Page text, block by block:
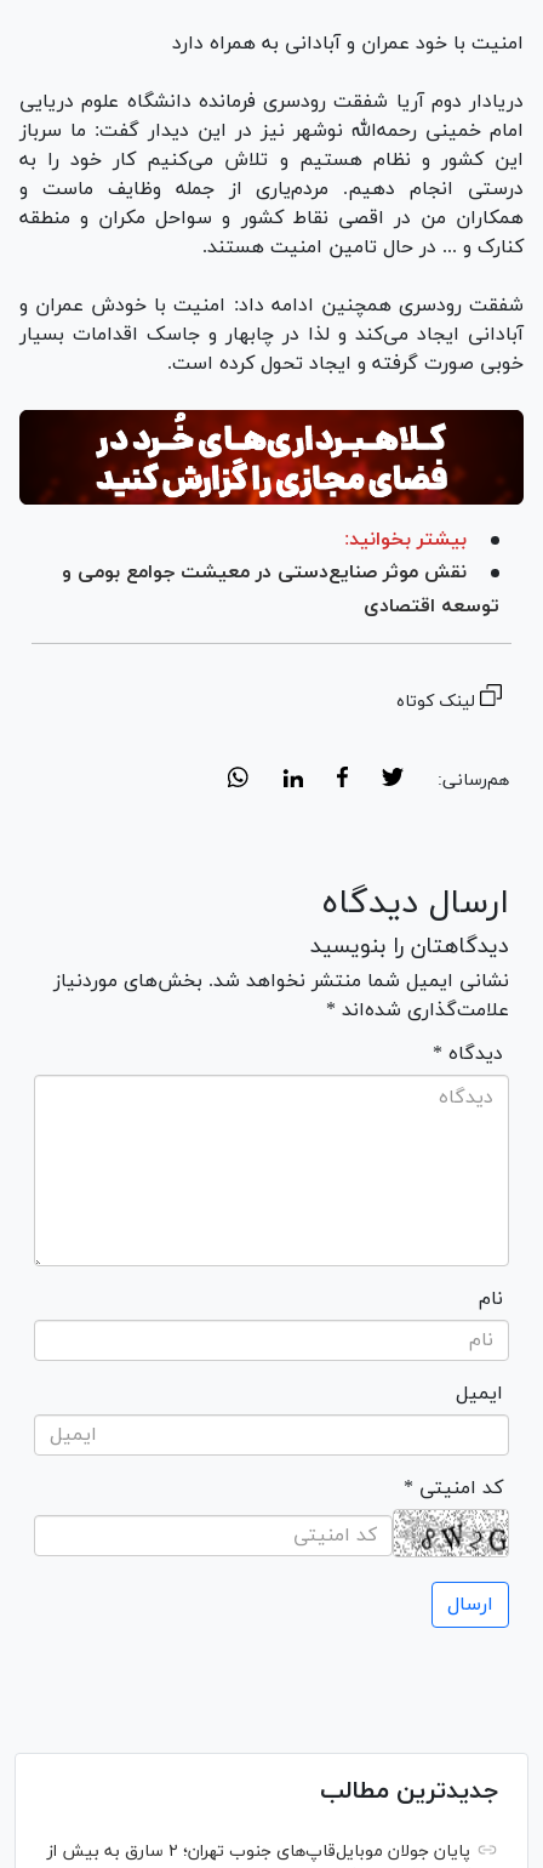
امنیت با خود عمران و آبادانی به همراه دارد
دریادار دوم آریا شفقت رودسری فرمانده دانشگاه علوم دریایی
امام خمینی رحمه‌الله نوشهر نیز در این دیدار گفت: ما سرباز
این کشور و نظام هستیم و تلاش می‌کنیم کار خود را به
درستی انجام دهیم. مردم‌یاری از جمله وظایف ماست و
همکاران من در اقصی نقاط کشور و سواحل مکران و منطقه
کنارک و ... در حال تامین امنیت هستند.
شفقت رودسری همچنین ادامه داد: امنیت با خودش عمران و
آبادانی ایجاد می‌کند و لذا در چابهار و جاسک اقدامات بسیار
خوبی صورت گرفته و ایجاد تحول کرده است.
بیشتر بخوانید:
نقش موثر صنایع‌دستی در معیشت جوامع بومی و
توسعه اقتصادی
لینک کوتاه
هم‌رسانی:
ارسال دیدگاه
دیدگاهتان را بنویسید
نشانی ایمیل شما منتشر نخواهد شد. بخش‌های موردنیاز
علامت‌گذاری شده‌اند *
* دیدگاه
نام
ایمیل
* کد امنیتی
جدیدترین مطالب
پایان جولان موبایل‌قاپ‌های جنوب تهران؛ ۲ سارق به بیش از